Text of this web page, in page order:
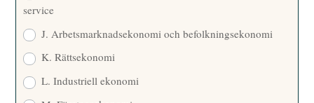
service
J. Arbetsmarknadsekonomi och befolkningsekonomi
K. Rättsekonomi
L. Industriell ekonomi